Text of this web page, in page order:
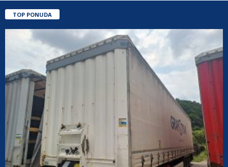
TOP PONUDA